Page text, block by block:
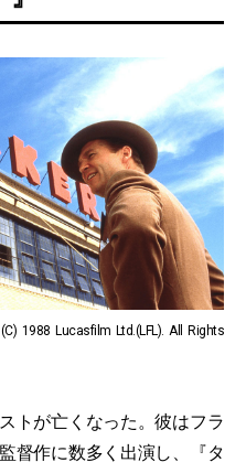
1988 Lucasfilm Ltd.(LFL). All Rights
トが亡くなった。彼はフラ
督作に数多く出演し、『タ